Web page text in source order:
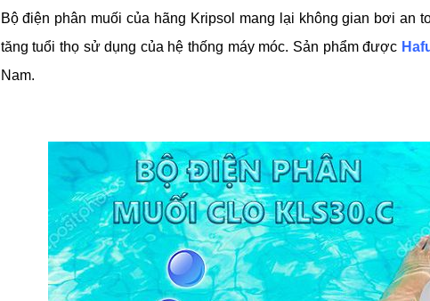
Bộ điện phân muối của hãng Kripsol mang lại không gian bơi an
tăng tuổi thọ sử dụng của hệ thống máy móc. Sản phẩm được
Nam.